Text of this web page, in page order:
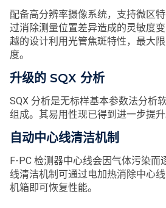
配备高分辨率摄像系统，支持微区
过消除测量位置差异造成的灵敏度
越的设计利用光管焦斑特性，最大
度。
升级的 SQX 分析
SQX 分析是无标样基本参数法分析
组成。其易用性现已得到进一步提升
自动中心线清洁机制
F-PC 检测器中心线会因气体污染而
线清洁机制可通过电加热消除中心
机箱即可恢复性能。